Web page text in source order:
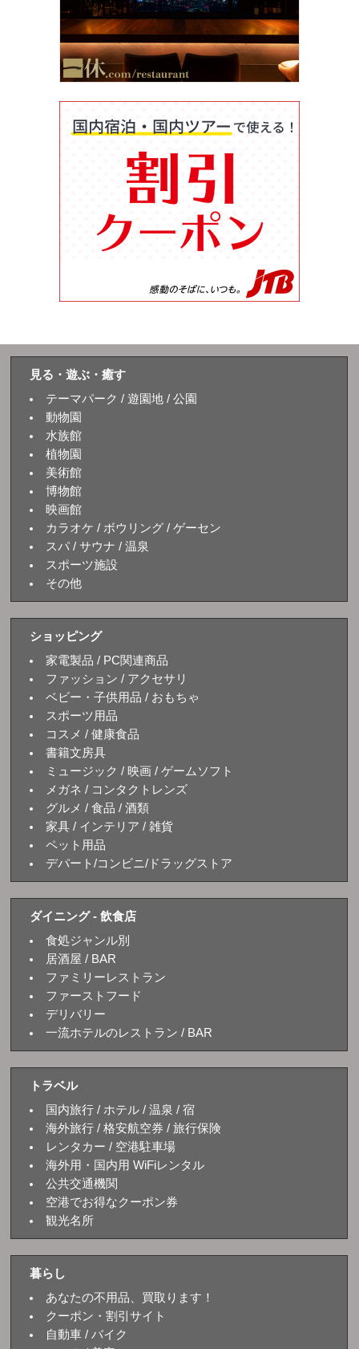
見る・遊ぶ・癒す
テーマパーク / 遊園地 / 公園
動物園
水族館
植物園
美術館
博物館
映画館
カラオケ / ボウリング / ゲーセン
スパ / サウナ / 温泉
スポーツ施設
その他
ショッピング
家電製品 / PC関連商品
ファッション / アクセサリ
ベビー・子供用品 / おもちゃ
スポーツ用品
コスメ / 健康食品
書籍文房具
ミュージック / 映画 / ゲームソフト
メガネ / コンタクトレンズ
グルメ / 食品 / 酒類
家具 / インテリア / 雑貨
ペット用品
デパート/コンビニ/ドラッグストア
ダイニング - 飲食店
食処ジャンル別
居酒屋 / BAR
ファミリーレストラン
ファーストフード
デリバリー
一流ホテルのレストラン / BAR
トラベル
国内旅行 / ホテル / 温泉 / 宿
海外旅行 / 格安航空券 / 旅行保険
レンタカー / 空港駐車場
海外用・国内用 WiFiレンタル
公共交通機関
空港でお得なクーポン券
観光名所
暮らし
あなたの不用品、買取ります！
クーポン・割引サイト
自動車 / バイク